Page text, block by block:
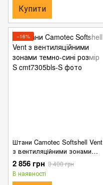
Купити
−16%
Штани Camotec Softshell Vent
з вентиляційними зонами
темно-сині розмір S
2 856 грн 3 400 грн
В наявності